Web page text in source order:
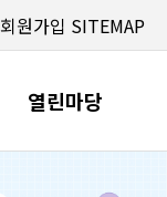
회원가입 SITEMAP
열린마당